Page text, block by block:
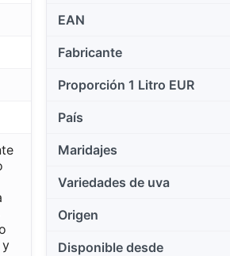
y
EAN
Fabricante
Proporción 1 Litro EUR
País
Maridajes
Variedades de uva
Origen
Disponible desde